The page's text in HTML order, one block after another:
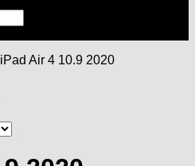
Air 4 10.9 2020